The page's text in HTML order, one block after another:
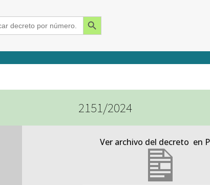
Search Button
2018
2017
2016
2015
2151/2024
Ver archivo del decreto en